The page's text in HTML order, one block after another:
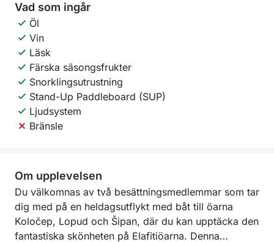
Vad som ingår
Öl
Vin
Läsk
Färska säsongsfrukter
Snorklingsutrustning
Stand-Up Paddleboard (SUP)
Ljudsystem
Bränsle
Om upplevelsen
Du välkomnas av två besättningsmedlemmar som tar
dig med på en heldagsutflykt med båt till öarna
Koločep, Lopud och Šipan, där du kan upptäcka den
fantastiska skönheten på Elafitiöarna. Denna